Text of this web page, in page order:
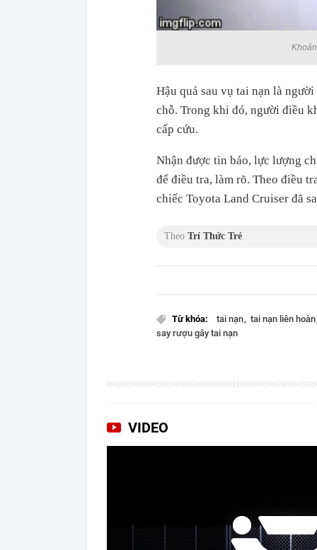
Hậu quả sau vụ tai nạn là
chỗ. Trong khi đó, người điều
cấp cứu.
Nhận được tin báo, lực lượng
để điều tra, làm rõ. Theo điều
chiếc Toyota Land Cruiser đã
Theo Trí Thức Trẻ
Từ khóa: tai nạn tai nạn liên hoàn
say rượu gây tai nạn
VIDEO